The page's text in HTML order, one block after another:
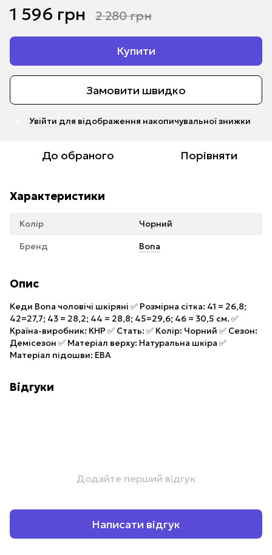
1 596 грн 2 280 грн
Купити
Замовити швидко
Увійти для відображення накопичувальної знижки
До обраного Порівняти
Характеристики
Колір Чорний
Бренд Bona
Опис
Кеди Bona чоловічі шкіряні ✅ Розмірна сітка: 41 = 26,8;
42=27,7; 43 = 28,2; 44 = 28,8; 45=29,6; 46 = 30,5 см. ✅
Країна-виробник: КНР ✅ Стать: ✅ Колір: Чорний ✅ Сезон:
Демісезон ✅ Матеріал верху: Натуральна шкіра ✅
Матеріал підошви: ЕВА
Відгуки
Додайте перший відгук
Написати відгук